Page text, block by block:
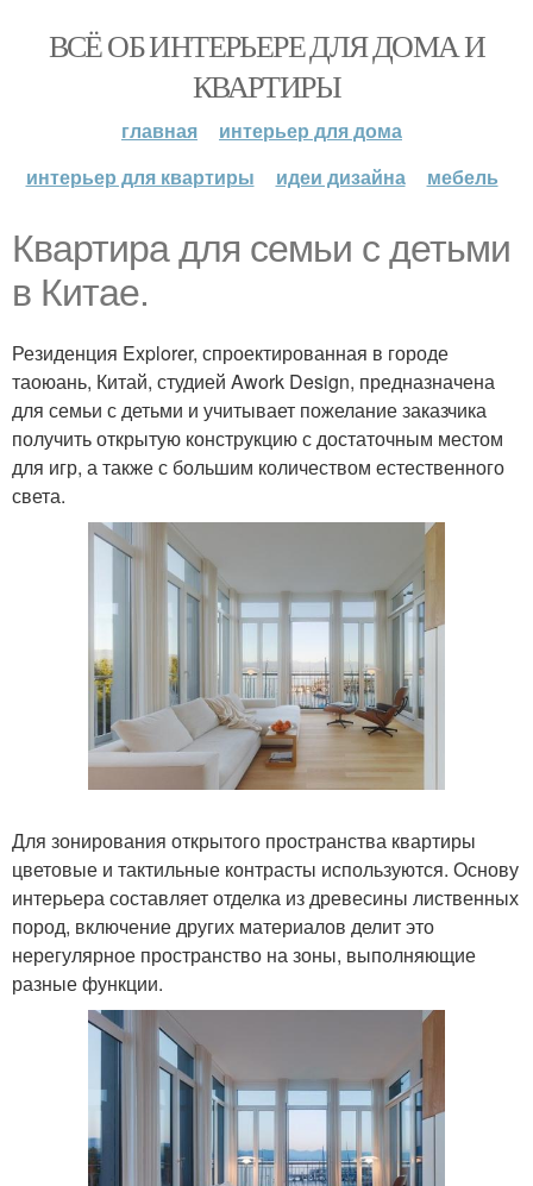
ВСЁ ОБ ИНТЕРЬЕРЕ ДЛЯ ДОМА И
КВАРТИРЫ
главная
интерьер для дома
интерьер для квартиры
идеи дизайна мебель
Квартира для семьи с детьми
в Китае.
Резиденция Explorer, спроектированная в городе
таоюань, Китай, студией Awork Design, предназначена
для семьи с детьми и учитывает пожелание заказчика
получить открытую конструкцию с достаточным местом
для игр, а также с большим количеством естественного
света.
Для зонирования открытого пространства квартиры
цветовые и тактильные контрасты используются. Основу
интерьера составляет отделка из древесины лиственных
пород, включение других материалов делит это
нерегулярное пространство на зоны, выполняющие
разные функции.